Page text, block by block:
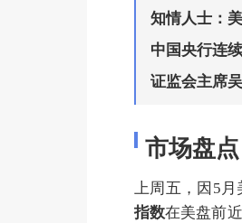
知情人士：
中国央行连
证监会主席
市场盘点
上周五，因5月
指数在美盘前